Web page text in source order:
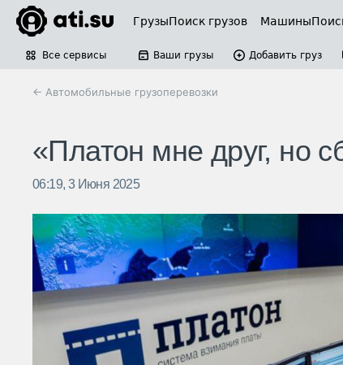
ГрузыПоиск грузов Машины
Все сервисы Ваши грузы Добавить груз
← Автомобильные грузоперевозки
«Платон мне друг, но
06:19, 3 Июня 2025